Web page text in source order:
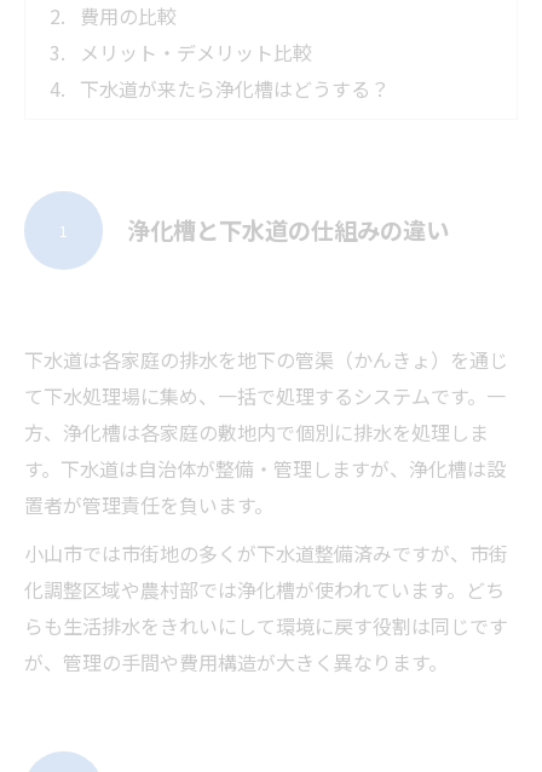
費用の比較
メリット・デメリット比較
下水道が来たら浄化槽はどうする？
浄化槽と下水道の仕組みの違い
1
下水道は各家庭の排水を地下の管渠（かんきょ）を通じ
て下水処理場に集め、一括で処理するシステムです。一
方、浄化槽は各家庭の敷地内で個別に排水を処理しま
す。下水道は自治体が整備・管理しますが、浄化槽は設
置者が管理責任を負います。
小山市では市街地の多くが下水道整備済みですが、市街
化調整区域や農村部では浄化槽が使われています。どち
らも生活排水をきれいにして環境に戻す役割は同じです
が、管理の手間や費用構造が大きく異なります。